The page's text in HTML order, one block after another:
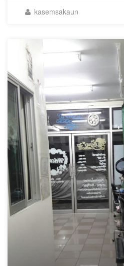
kasemsakaun